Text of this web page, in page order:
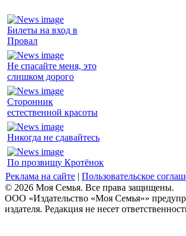
Билеты на вход в
Провал
Не спасайте меня, это
слишком дорого
Сторонник
естественной красоты
Никогда не сдавайтесь
По прозвищу Кротёнок
Реклама на сайте | Пользовательское
© 2026 Моя Семья. Все права защищены.
ООО «Издательство «Моя Семья»»
издателя. Редакция не несет